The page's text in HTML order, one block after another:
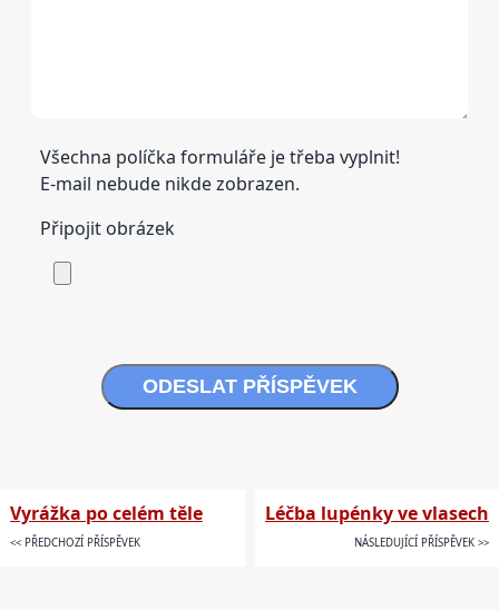
Všechna políčka formuláře je třeba vyplnit!
E-mail nebude nikde zobrazen.
Připojit obrázek
ODESLAT PŘÍSPĚVEK
Vyrážka po celém těle
<< PŘEDCHOZÍ PŘÍSPĚVEK
Léčba lupénky ve vlasech
NÁSLEDUJÍCÍ PŘÍSPĚVEK >>